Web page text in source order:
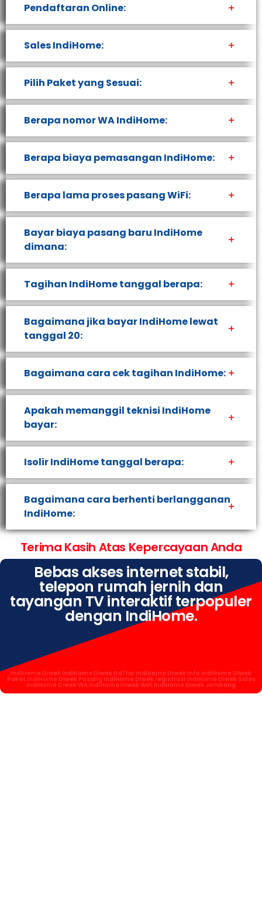
Pendaftaran Online:
Sales IndiHome:
Pilih Paket yang Sesuai:
Berapa nomor WA IndiHome:
Berapa biaya pemasangan IndiHome:
Berapa lama proses pasang WiFi:
Bayar biaya pasang baru IndiHome
dimana:
Tagihan IndiHome tanggal berapa:
Bagaimana jika bayar IndiHome lewat
tanggal 20:
Bagaimana cara cek tagihan IndiHome:
Apakah memanggil teknisi IndiHome
bayar:
Isolir IndiHome tanggal berapa:
Bagaimana cara berhenti berlangganan
IndiHome:
Terima Kasih Atas Kepercayaan Anda
Bebas akses internet stabil,
telepon rumah jernih dan
tayangan TV interaktif terpopuler
dengan IndiHome.
IndiHome Diwek IndiHome Diwek Daftar IndiHome Diwek Info IndiHome Diwek
Paket IndiHome Diwek Pasang IndiHome Diwek registrasi IndiHome Diwek Sales
IndiHome Diwek WA IndiHome Diwek WiFi IndiHome Diwek Jombang